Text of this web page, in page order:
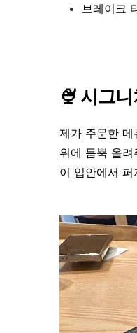
브레이크
🍨 시그
제가 주문한 메
위에 듬뿍 올
이 입안에서 퍼